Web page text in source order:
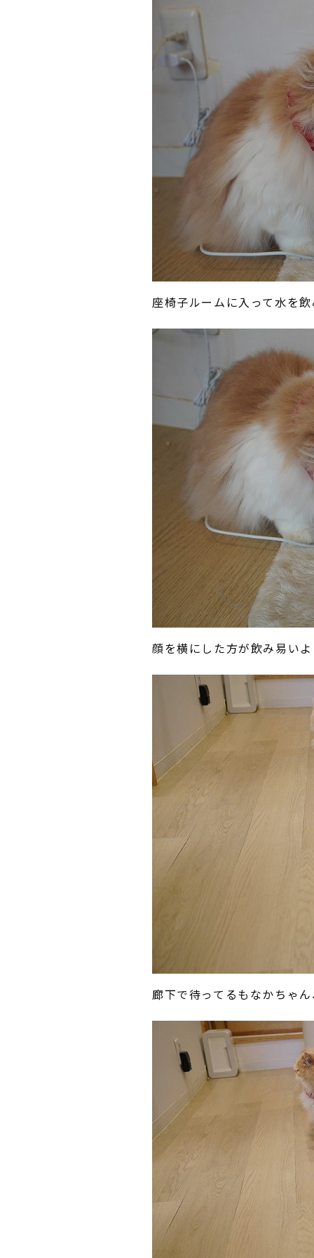
座椅子ルームに入って水を
顔を横にした方が飲み易い
廊下で待ってるもなかちゃ